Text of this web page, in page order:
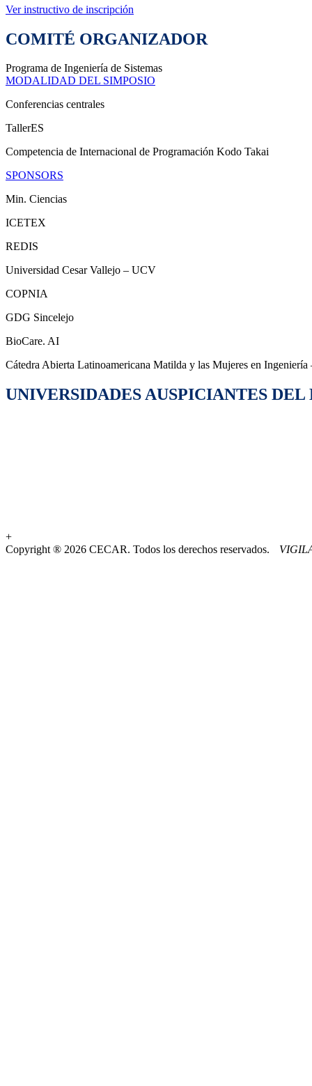
Ver instructivo de inscripción
COMITÉ ORGANIZADOR
Programa de Ingeniería de Sistemas
MODALIDAD DEL SIMPOSIO
Conferencias centrales
TallerES
Competencia de Internacional de Programación Kodo Takai
SPONSORS
Min. Ciencias
ICETEX
REDIS
Universidad Cesar Vallejo – UCV
COPNIA
GDG Sincelejo
BioCare. AI
Cátedra Abierta Latinoamericana Matilda y las Mujeres en
UNIVERSIDADES AUSPICIANTES DEL
+
Copyright ® 2026 CECAR. Todos los derechos reservados.